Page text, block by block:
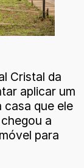
Cristal da
aplicar um
casa que ele
a
para